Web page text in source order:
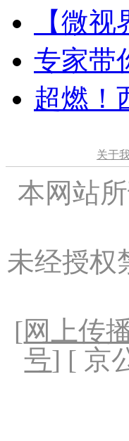
【微
专家带
超燃！
关于
本网站
未经授权
[网上传
号] [ 京